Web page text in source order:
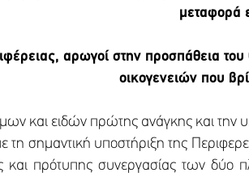
μεταφορά
αρωγοί στην προσπάθεια
οικογενειών που
και ειδών πρώτης ανάγκης και την
τη σημαντική υποστήριξη της
και πρότυπης συνεργασίας των